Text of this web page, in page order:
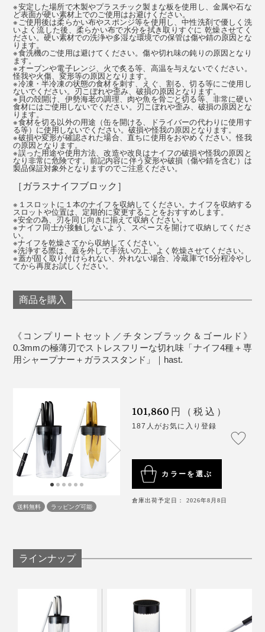
写真は「パーリングナイフ／マットシルバー 」
手への収まりがいいサイズ感で、コントロールしやす
く、野菜の面取りや飾り切りなど手元での作業に最適で
す。
写真は「パーリングナイフ／マットシルバー」
5. ホーニングロッド
エディションナイフの硬さ(HRC60＋)に合わせてつくら
れた、粒度1000グリッドのセラミック製シャープナ
エディションナイフは、プロの研ぎ師へメンテナンスに
いますが、永久的なものではないため、切れ味が気にな
ってきたらこちらで簡単にお手入れしてください。
※安定した場所で木製やプラスチック製まな板を使用し、金属や石な
ど表面が硬い素材上でのご使用はお避けください。
※ご使用後は柔らかい布やスポンジ等を使用し、中性洗剤で優しく洗
いよく流した後、柔らかい布で水分を拭き取りすぐに 乾燥させてく
ださい。硬い素材での洗浄や多湿な環境での保管は傷や錆の原因とな
ります。
※食洗機のご使用は避けてください。傷や切れ味の鈍りの原因となり
ます。
※オーブンや電子レンジ、火で炙る等、高温を与えないでください。
怪我や火傷、変形等の原因となります。
※冷凍・半冷凍の状態の食材を刺す、えぐ、割る、切る等にご使用し
ないでください。刃こぼれや歪み、破損の原因となります。
※貝の殻開け、伊勢海老の調理、肉や魚を骨ごと切る等、非常に硬い
食材にはご使用しないでください。刃こぼれや歪み、破損の原因とな
ります。
※食材を切る以外の用途（缶を開ける、ドライバーの代わりに使用す
る等）に使用しないでください。破損や怪我の原因となります。
※破損や変形が確認された場合、直ちに使用をおやめください。怪我
の原因となります。
※誤った用途や使用方法、改造や改良はナイフの破損や怪我の原因と
なり非常に危険です。前記内容に伴う変形や破損（傷や錆を含む）は
製品保証対象外となりますのでご注意ください。
［ガラスナイフブロック］
※１スロットに１本のナイフを収納してください。ナイフを収納する
スロットや位置は、定期的に変更することをおすすめします。
※安全の為、刃を同じ向きに揃えて収納ください。
※ナイフ同士が接触しないよう、スペースを開けて収納してくださ
い。
※ナイフを乾燥さてから収納してください。
※洗浄する際は、蓋を外して手洗いの上、よく乾燥させてください。
※蓋が固く取り付けられない、外れない場合、冷蔵庫で15分程冷やし
てから再度お試しください。
商品を購入
《コンプリートセット／チタンブラック＆ゴールド》
0.3mmの極薄刃でストレスフリーな切れ味「ナイフ4種＋専
用シャープナー＋ガラススタンド」｜hast.
送料無料 ラッピング可能
101,860 円（税込）
187人がお気に入り登録
カラーを選ぶ
倉庫出荷予定日： 2026年8月8日
ラインナップ